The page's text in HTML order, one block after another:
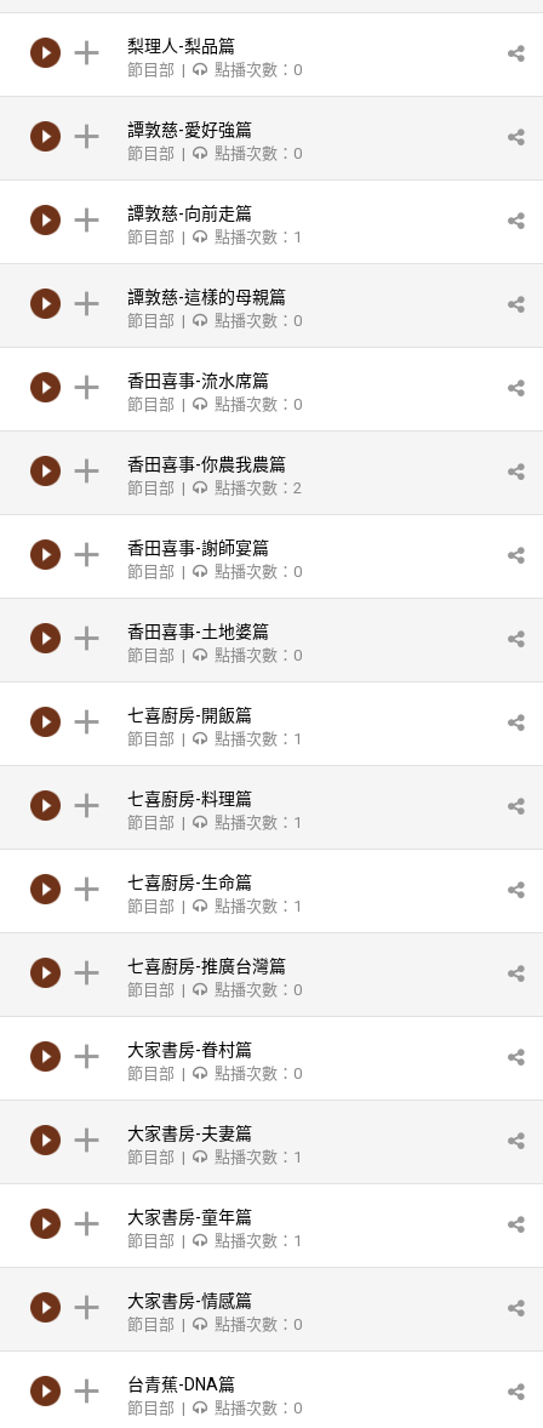
梨理人-梨品篇
節目部 | 點播次數：0
譚敦慈-愛好強篇
節目部 | 點播次數：0
譚敦慈-向前走篇
節目部 | 點播次數：1
譚敦慈-這樣的母親篇
節目部 | 點播次數：0
香田喜事-流水席篇
節目部 | 點播次數：0
香田喜事-你農我農篇
節目部 | 點播次數：2
香田喜事-謝師宴篇
節目部 | 點播次數：0
香田喜事-土地婆篇
節目部 | 點播次數：0
七喜廚房-開飯篇
節目部 | 點播次數：1
七喜廚房-料理篇
節目部 | 點播次數：1
七喜廚房-生命篇
節目部 | 點播次數：1
七喜廚房-推廣台灣篇
節目部 | 點播次數：0
大家書房-眷村篇
節目部 | 點播次數：0
大家書房-夫妻篇
節目部 | 點播次數：1
大家書房-童年篇
節目部 | 點播次數：1
大家書房-情感篇
節目部 | 點播次數：0
台青蕉-DNA篇
節目部 | 點播次數：0